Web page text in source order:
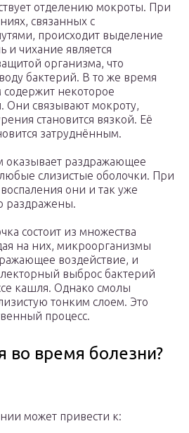
отделению мокроты. При
связанных с
происходит выделение
и чихание является
организма, что
бактерий. В то же время
некоторое
Они связывают мокроту,
становится вязкой. Её
затруднённым.
оказывает раздражающее
слизистые оболочки. При
они и так уже
раздражены.
состоит из множества
на них, микроорганизмы
воздействие, и
выброс бактерий
кашля. Однако смолы
тонким слоем. Это
процесс.
во время болезни?
может привести к: